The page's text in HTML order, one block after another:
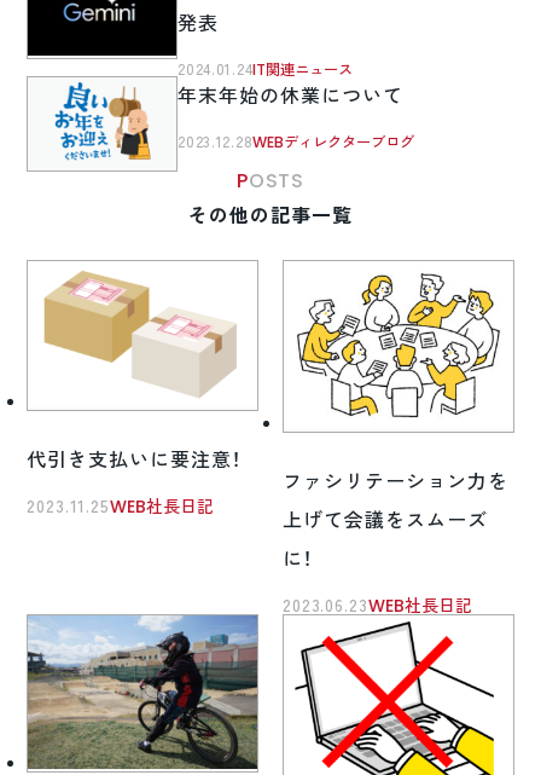
発表
2024.01.24IT関連ニュース
年末年始の休業について
2023.12.28WEBディレクターブログ
POSTS
その他の記事一覧
代引き支払いに要注意！
2023.11.25WEB社長日記
ファシリテーション力を
上げて会議をスムーズ
に！
2023.06.23WEB社長日記